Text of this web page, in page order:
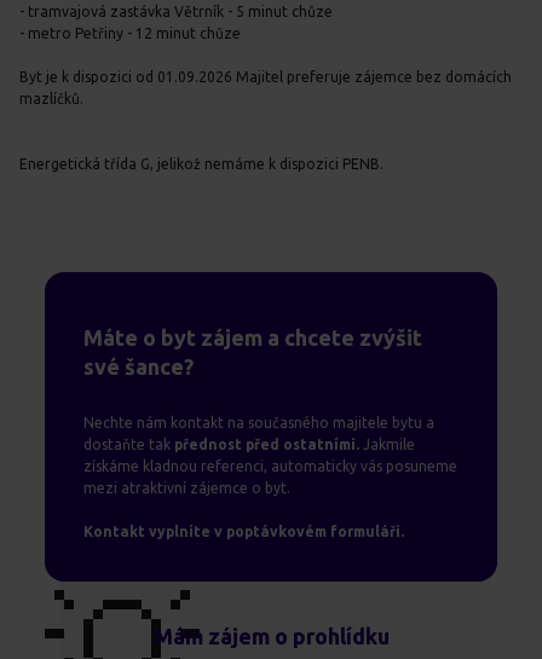
- tramvajová zastávka Větrník - 5 minut chůze
- metro Petřiny - 12 minut chůze
Byt je k dispozici od 01.09.2026 Majitel preferuje zájemce bez domácích
mazlíčků.
Energetická třída G, jelikož nemáme k dispozici PENB.
Máte o byt zájem a chcete zvýšit
své šance?
Nechte nám kontakt na současného majitele bytu a
dostaňte tak přednost před ostatními. Jakmile
získáme kladnou referenci, automaticky vás posuneme
mezi atraktivní zájemce o byt.
Kontakt vyplníte v poptávkovém formuláři.
Mám zájem o prohlídku